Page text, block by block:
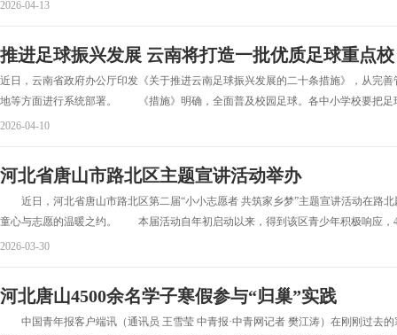
2026-04-13
推进足球振兴发展 云南将打造一批优质足球重点校
近日，云南省政府办公厅印发《关于推进云南足球振兴发展的二十条措施》，从完
地等方面进行系统部署。 《措施》明确，全面普及校园足球。各中小学校要把足
2026-04-10
河北省唐山市路北区主题宣讲活动举办
近日，河北省唐山市路北区第二届“小小志愿者 共筑家乡梦”主题宣讲活动在路北
童心与志愿的温暖之约。 本届活动自年初启动以来，得到该区青少年积极响应，
2026-03-30
河北唐山4500余名学子寒假参与“归巢”实践
中国青年报客户端讯（通讯员 王雪莹 中青报·中青网记者 樊江涛）在刚刚过去的